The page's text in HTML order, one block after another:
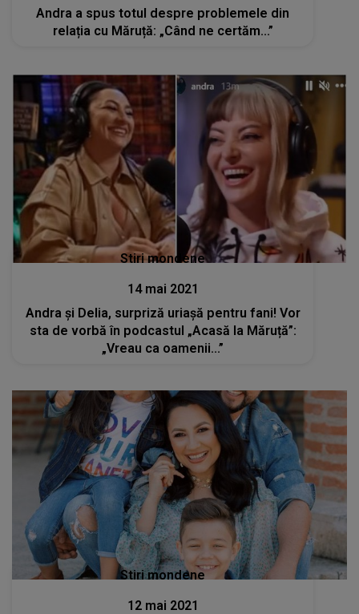
Andra a spus totul despre problemele din
relația cu Măruță: „Când ne certăm...”
Stiri mondene
14 mai 2021
Andra și Delia, surpriză uriașă pentru fani! Vor
sta de vorbă în podcastul „Acasă la Măruță”:
„Vreau ca oamenii...”
Stiri mondene
12 mai 2021